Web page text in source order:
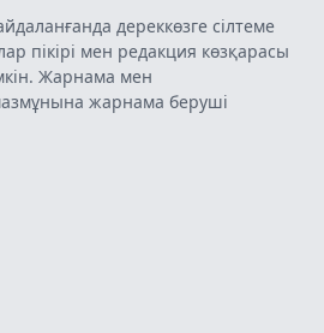
дереккөзге сілтеме
пікірі мен редакция көзқарасы
Жарнама мен
жарнама беруші